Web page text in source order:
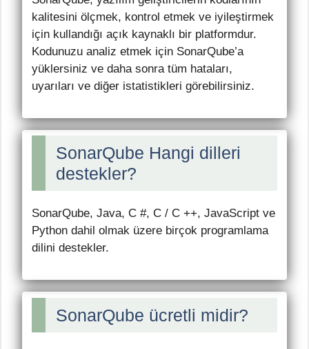
kalitesini ölçmek, kontrol etmek ve iyileştirmek
için kullandığı açık kaynaklı bir platformdur.
Kodunuzu analiz etmek için SonarQube’a
yüklersiniz ve daha sonra tüm hataları,
uyarıları ve diğer istatistikleri görebilirsiniz.
SonarQube Hangi dilleri
destekler?
SonarQube, Java, C #, C / C ++, JavaScript ve
Python dahil olmak üzere birçok programlama
dilini destekler.
SonarQube ücretli midir?